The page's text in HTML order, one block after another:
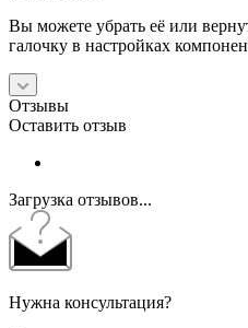
Вы можете убрать её или
галочку в настройках
Отзывы
Оставить отзыв
Загрузка отзывов...
Нужна консультация?